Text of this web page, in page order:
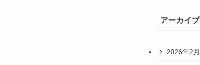
アーカイブ
2026年2月